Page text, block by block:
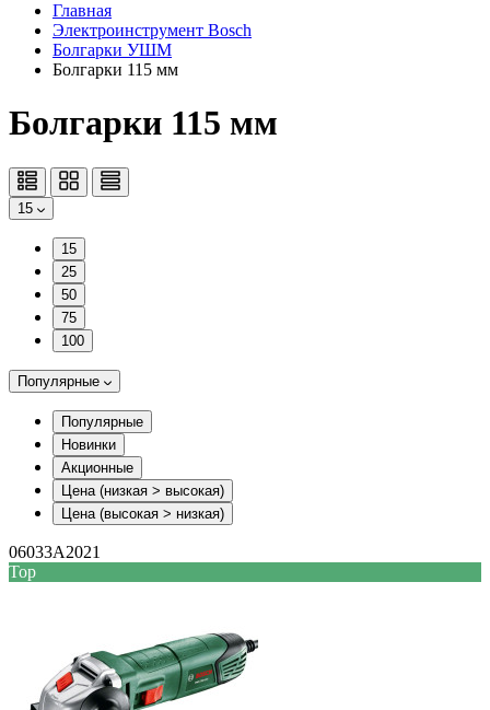
Главная
Электроинструмент Bosch
Болгарки УШМ
Болгарки 115 мм
Болгарки 115 мм
15
15
25
50
75
100
Популярные
Популярные
Новинки
Акционные
Цена (низкая > высокая)
Цена (высокая > низкая)
06033A2021
Top